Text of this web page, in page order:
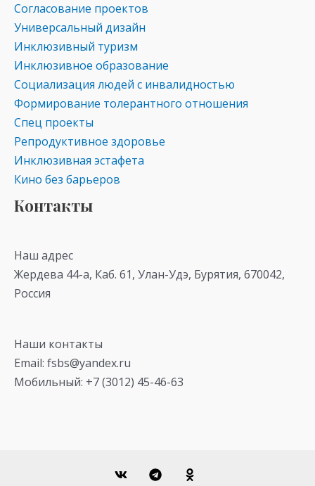
Согласование проектов
Универсальный дизайн
Инклюзивный туризм
Инклюзивное образование
Социализация людей с инвалидностью
Формирование толерантного отношения
Спец проекты
Репродуктивное здоровье
Инклюзивная эстафета
Кино без барьеров
Контакты
Наш адрес
Жердева 44-а, Каб. 61, Улан-Удэ, Бурятия, 670042,
Россия
Наши контакты
Email: fsbs@yandex.ru
Мобильный: +7 (3012) 45-46-63